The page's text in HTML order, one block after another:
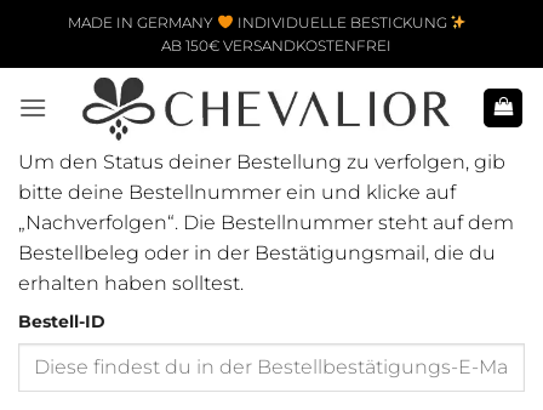
Zum Inhalt springen
MADE IN GERMANY
INDIVIDUELLE BESTICKUNG
AB 150€ VERSANDKOSTENFREI
Um den Status deiner Bestellung zu verfolgen, gib
bitte deine Bestellnummer ein und klicke auf
„Nachverfolgen“. Die Bestellnummer steht auf dem
Bestellbeleg oder in der Bestätigungsmail, die du
erhalten haben solltest.
Bestell-ID